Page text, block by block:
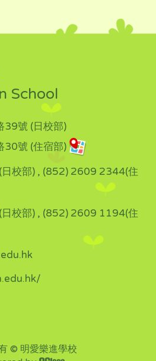
School
39號 (日校部)
30號 (住宿部)
校部) , (852) 2609 2344(住
校部) , (852) 2609 1194(住
© 明愛樂進學校